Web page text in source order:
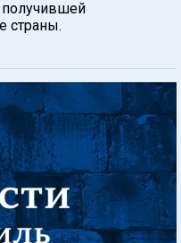
получившей
страны.